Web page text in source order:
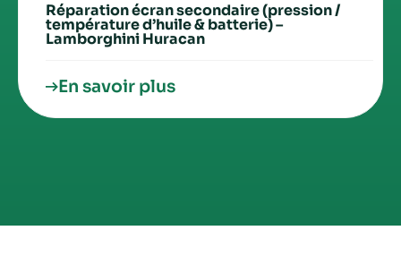
Réparation écran secondaire (pression /
température d’huile & batterie) –
Lamborghini Huracan
En savoir plus